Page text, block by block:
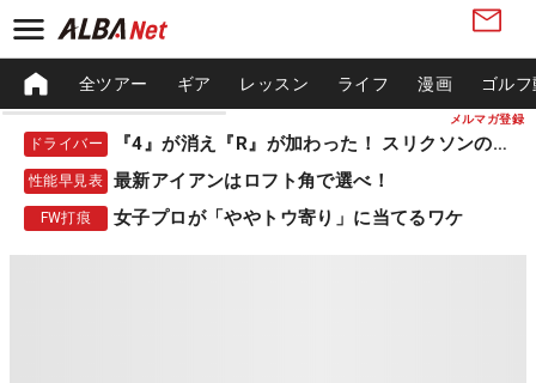
メルマガ登録
全ツアー ギア レッスン ライフ 漫画 ゴル
ドライバー 『4』が消え『R』が加わった！ スリクソンの新作
性能早見表 最新アイアンはロフト角で選べ！
FW打痕 女子プロが「ややトウ寄り」に当てるワケ